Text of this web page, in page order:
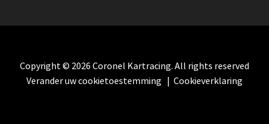
Copyright © 2026 Coronel Kartracing. All rights reserved
Verander uw cookietoestemming | Cookieverklaring